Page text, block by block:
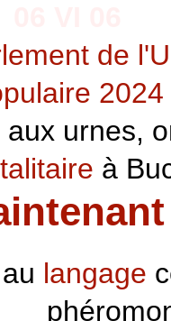
de
2024
aux urnes,
à
langage